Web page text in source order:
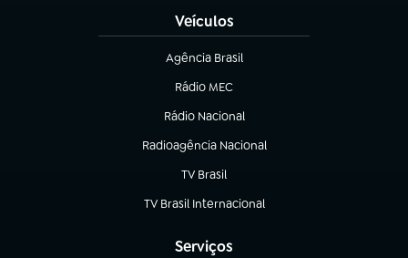
Veículos
Agência Brasil
(abre em nova aba)
Rádio MEC
(abre em nova aba)
Rádio Nacional
Radioagência Nacional
(abre em nova aba)
TV Brasil
(abre em nova aba)
TV Brasil Internacional
(abre em nova aba)
Serviços